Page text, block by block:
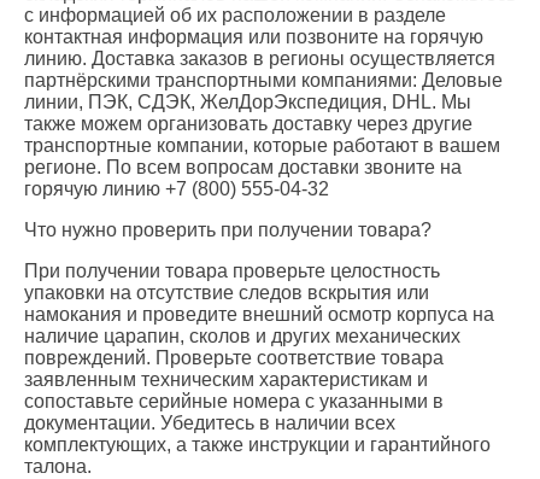
с информацией об их расположении в разделе
контактная информация или позвоните на горячую
линию. Доставка заказов в регионы осуществляется
партнёрскими транспортными компаниями: Деловые
линии, ПЭК, СДЭК, ЖелДорЭкспедиция, DHL. Мы
также можем организовать доставку через другие
транспортные компании, которые работают в вашем
регионе. По всем вопросам доставки звоните на
горячую линию +7 (800) 555-04-32
Что нужно проверить при получении товара?
При получении товара проверьте целостность
упаковки на отсутствие следов вскрытия или
намокания и проведите внешний осмотр корпуса на
наличие царапин, сколов и других механических
повреждений. Проверьте соответствие товара
заявленным техническим характеристикам и
сопоставьте серийные номера с указанными в
документации. Убедитесь в наличии всех
комплектующих, а также инструкции и гарантийного
талона.